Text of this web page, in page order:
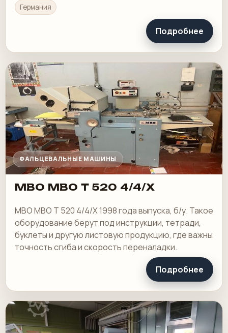
Германия
Подробнее
ФАЛЬЦЕВАЛЬНЫЕ МАШИНЫ
MBO MBO T 520 4/4/X
MBO MBO T 520 4/4/X 1998 года выпуска, б/у. Такое
оборудование берут под инструкции, тетради,
буклеты и другую листовую продукцию, где важны
точность сгиба и скорость переналадки.
Подробнее